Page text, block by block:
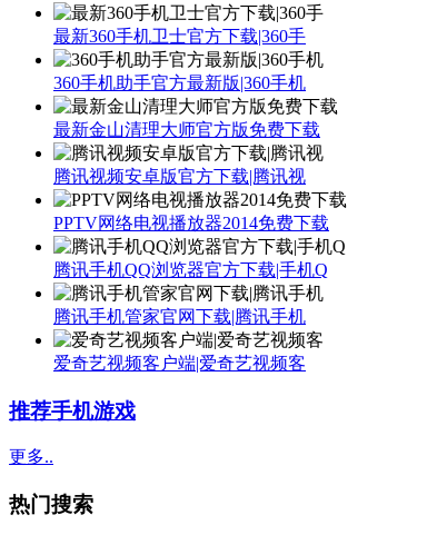
最新360手机卫士官方下载|360手
360手机助手官方最新版|360手机
最新金山清理大师官方版免费下载
腾讯视频安卓版官方下载|腾讯视
PPTV网络电视播放器2014免费下载
腾讯手机QQ浏览器官方下载|手机Q
腾讯手机管家官网下载|腾讯手机
爱奇艺视频客户端|爱奇艺视频客
推荐手机游戏
更多..
热门搜索